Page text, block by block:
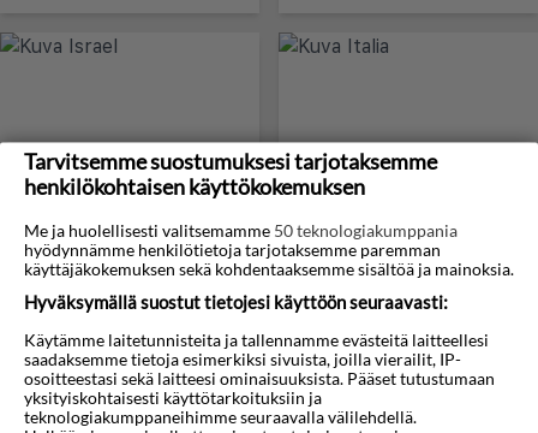
Israel Italia
Tarvitsemme suostumuksesi tarjotaksemme
henkilökohtaisen käyttökokemuksen
Me ja huolellisesti valitsemamme 50 teknologiakumppania
hyödynnämme henkilötietoja tarjotaksemme paremman
käyttäjäkokemuksen sekä kohdentaaksemme sisältöä ja mainoksia.
Hyväksymällä suostut tietojesi käyttöön seuraavasti:
Käytämme laitetunnisteita ja tallennamme evästeitä laitteellesi
saadaksemme tietoja esimerkiksi sivuista, joilla vierailit, IP-
osoitteestasi sekä laitteesi ominaisuuksista. Pääset tutustumaan
yksityiskohtaisesti käyttötarkoituksiin ja
teknologiakumppaneihimme seuraavalla välilehdellä.